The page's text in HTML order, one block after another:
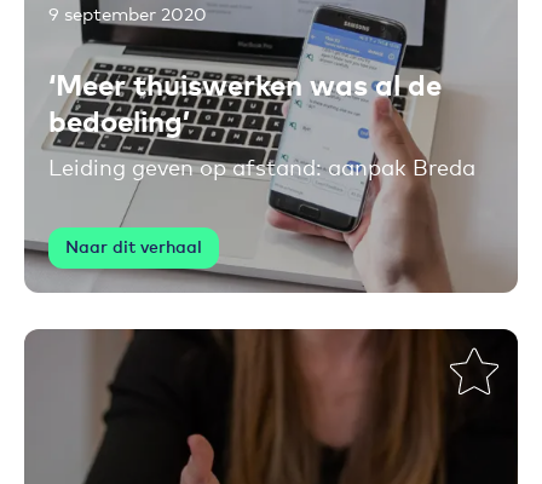
Toevoegen aan favorieten
9 september 2020
‘Meer thuiswerken was al de
bedoeling’
Leiding geven op afstand: aanpak Breda
Naar dit verhaal